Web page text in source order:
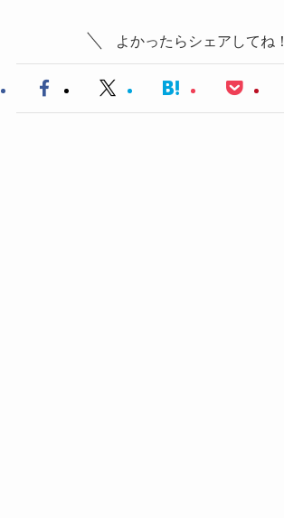
よかったらシェアしてね！